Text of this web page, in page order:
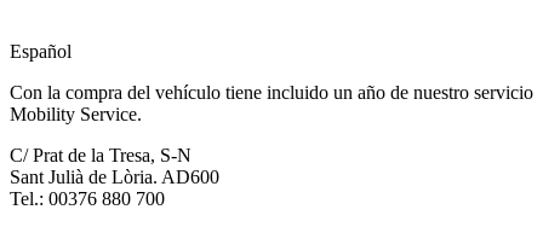
Español
Con la compra del vehículo tiene incluido un año de nuestro servicio
Mobility Service.
C/ Prat de la Tresa, S-N
Sant Julià de Lòria. AD600
Tel.: 00376 880 700